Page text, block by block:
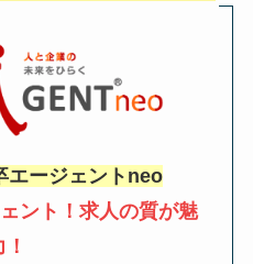
ージェントneo
ント！求人の質が魅